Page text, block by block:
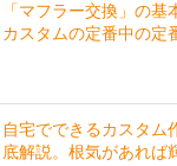
「マフラー交換」の
カスタムの定番中の定
自宅でできるカスタム
底解説。根気があれば